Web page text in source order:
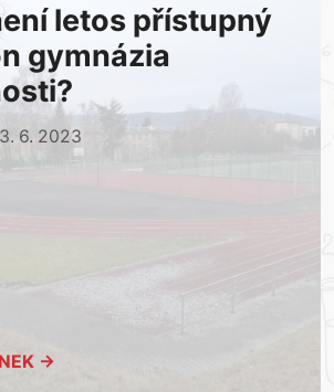
letos přístupný
gymnázia
6. 2023
→